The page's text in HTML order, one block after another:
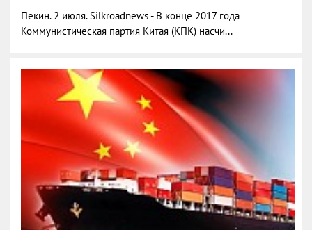
Пекин. 2 июля. Silkroadnews - В конце 2017 года
Коммунистическая партия Китая (КПК) насчи...